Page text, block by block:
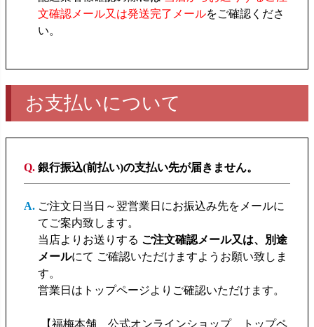
文確認メール又は発送完了メールをご確認くださ
い。
お支払いについて
銀行振込(前払い)の支払い先が届きません。
ご注文日当日～翌営業日にお振込み先をメールに
てご案内致します。
当店よりお送りする ご注文確認メール又は、別途
メールにて ご確認いただけますようお願い致しま
す。
営業日はトップページよりご確認いただけます。
【福梅本舗 公式オンラインショップ トップペ